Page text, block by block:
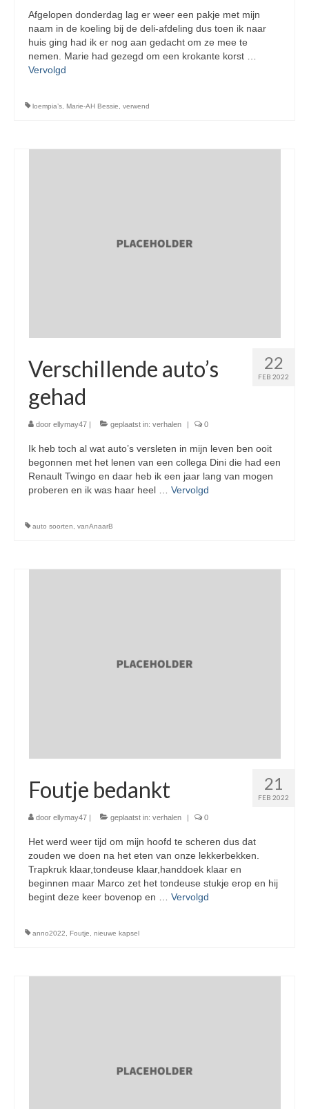
Afgelopen donderdag lag er weer een pakje met mijn
naam in de koeling bij de deli-afdeling dus toen ik naar
huis ging had ik er nog aan gedacht om ze mee te
nemen. Marie had gezegd om een krokante korst …
Vervolgd
loempia’s Marie-AH Bessie verwend
22
FEB 2022
Verschillende auto’s
gehad
door ellymay47 geplaatst in: verhalen 0
Ik heb toch al wat auto’s versleten in mijn leven ben ooit
begonnen met het lenen van een collega Dini die had een
Renault Twingo en daar heb ik een jaar lang van mogen
proberen en ik was haar heel … Vervolgd
auto soorten, vanAnaarB
21
FEB 2022
Foutje bedankt
door ellymay47 | geplaatst in: verhalen | 0
Het werd weer tijd om mijn hoofd te scheren dus dat
zouden we doen na het eten van onze lekkerbekken.
Trapkruk klaar,tondeuse klaar,handdoek klaar en
beginnen maar Marco zet het tondeuse stukje erop en hij
begint deze keer bovenop en … Vervolgd
anno2022 Foutje nieuwe kapsel